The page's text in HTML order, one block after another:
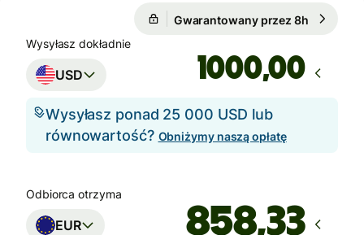
Gwarantowany przez 8h
Wysyłasz dokładnie
USD ,00
Wysyłasz ponad 25 000 USD lub
równowartość? Obniżymy naszą opłatę
Odbiorca otrzyma
EUR